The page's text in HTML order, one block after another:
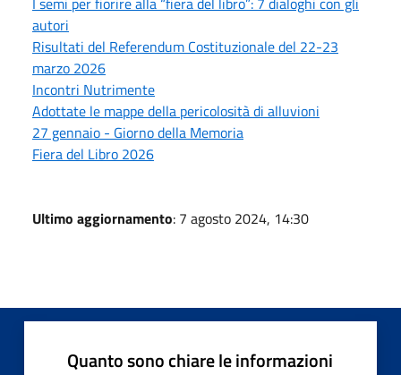
autori
Risultati del Referendum Costituzionale del 22-23
marzo 2026
Incontri Nutrimente
Adottate le mappe della pericolosità di alluvioni
27 gennaio - Giorno della Memoria
Fiera del Libro 2026
Ultimo aggiornamento: 7 agosto 2024, 14:30
Quanto sono chiare le informazioni